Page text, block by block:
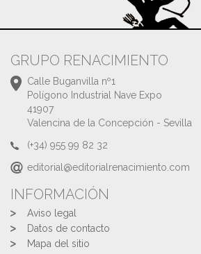
GRUPO RENACIMIENTO
Calle Buganvilla nº1
Polígono Industrial Nave Expo
41907
Valencina de la Concepción - Sevilla
(+34) 955 99 82 32
editorial@editorialrenacimiento.com
INFORMACIÓN
Aviso legal
Datos de contacto
Mapa del sitio